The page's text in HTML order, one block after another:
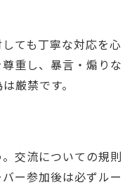
ても丁寧な対応を心
重し、暴言・煽りな
厳禁です。
交流についての規則
ー参加後は必ずルー